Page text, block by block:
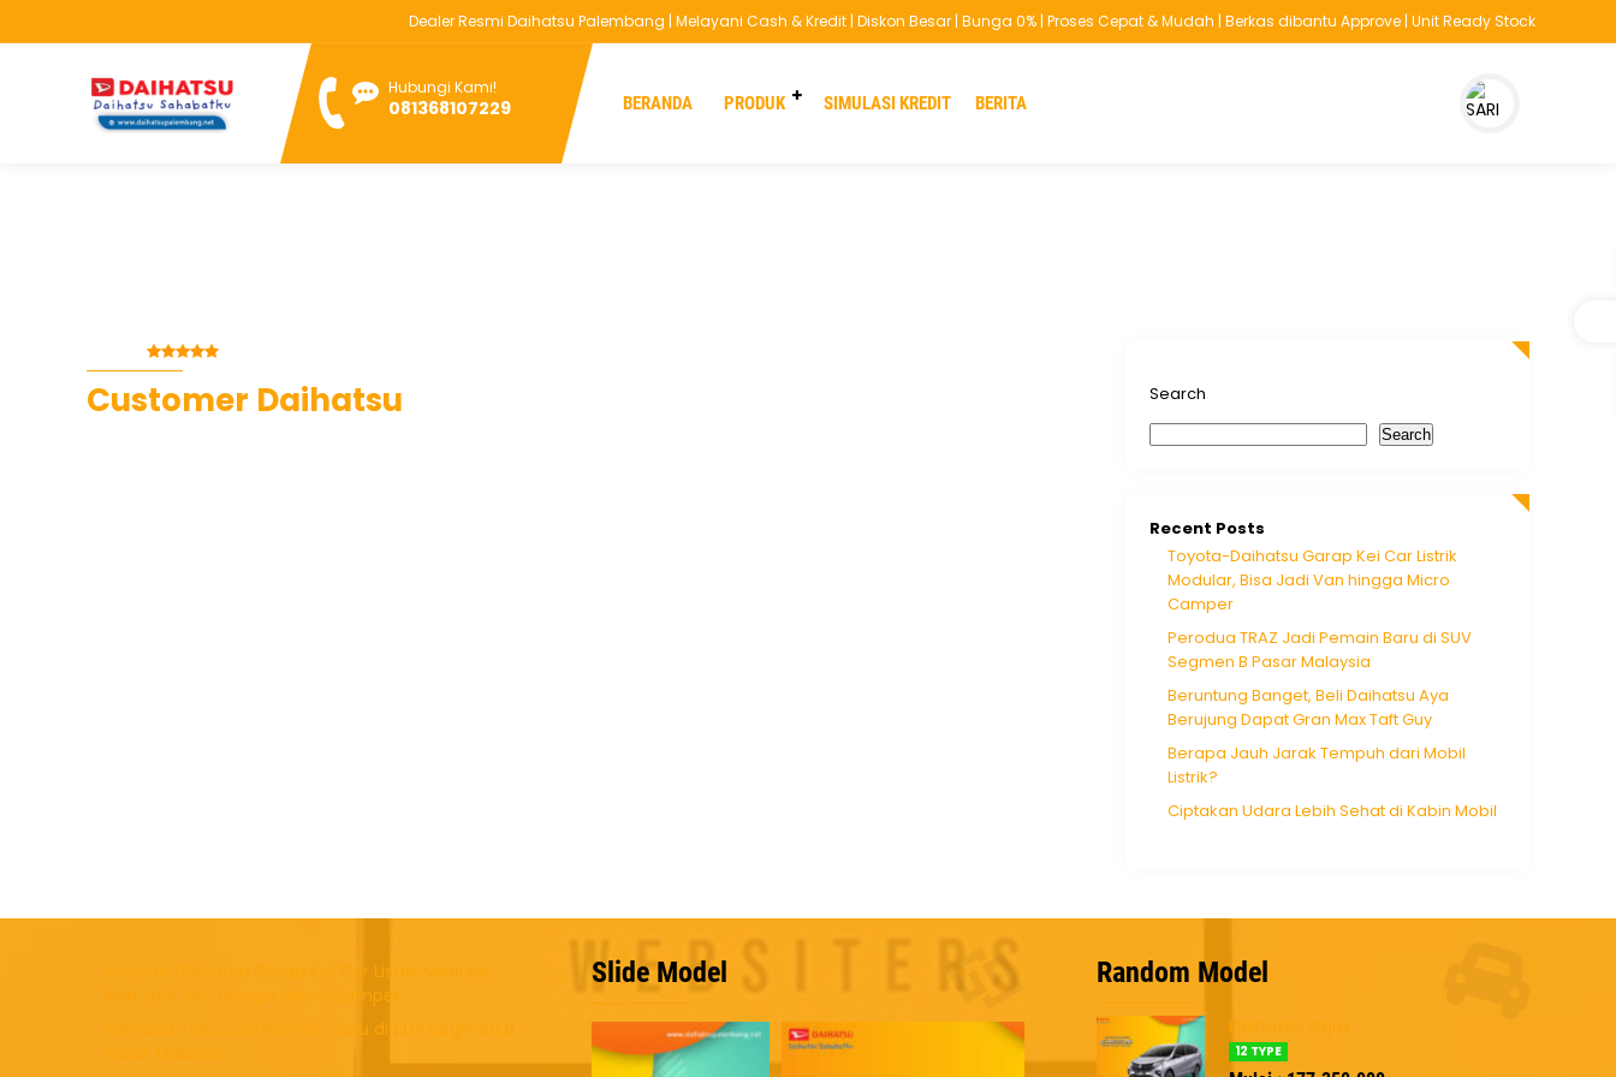
Dealer Resmi Daihatsu Palembang | Melayani Cash & Kredit | Diskon Besar | Bunga 0% | Proses Cepat & Mudah | Berkas dibantu Approve | Unit Ready Stock
Hubungi Kami!
081368107229 BERANDA PRODUK SIMULASI KREDIT BERITA
You are here :Beranda/Testimoni /Customer Daihatsu
Customer Daihatsu Search
Search
Recent Posts
Toyota-Daihatsu Garap Kei Car Listrik
Modular, Bisa Jadi Van hingga Micro
Camper
Perodua TRAZ Jadi Pemain Baru di SUV
Segmen B Pasar Malaysia
Beruntung Banget, Beli Daihatsu Aya
Berujung Dapat Gran Max Taft Guy
Berapa Jauh Jarak Tempuh dari Mobil
Listrik?
Ciptakan Udara Lebih Sehat di Kabin Mobil
Toyota-Daihatsu Garap Kei Car Listrik Modular,
Bisa Jadi Van hingga Micro Camper
Perodua TRAZ Jadi Pemain Baru di SUV Segmen B
Slide Model Random Model
Daihatsu Sigra
12 TYPE